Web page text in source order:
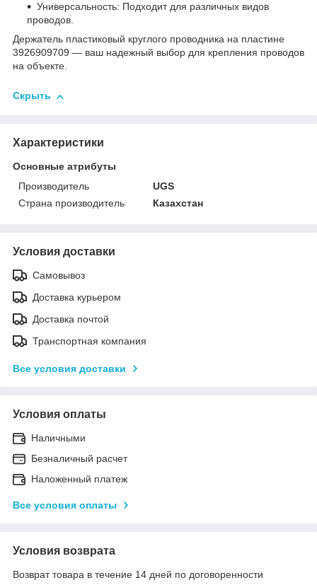
Универсальность: Подходит для различных видов
проводов.
Держатель пластиковый круглого проводника на пластине
3926909709 — ваш надежный выбор для крепления проводов
на объекте.
Скрыть
Характеристики
Основные атрибуты
Производитель
UGS
Страна производитель
Казахстан
Условия доставки
Самовывоз
Доставка курьером
Доставка почтой
Транспортная компания
Все условия доставки
Условия оплаты
Наличными
Безналичный расчет
Наложенный платеж
Все условия оплаты
Условия возврата
Возврат товара в течение 14 дней по договоренности